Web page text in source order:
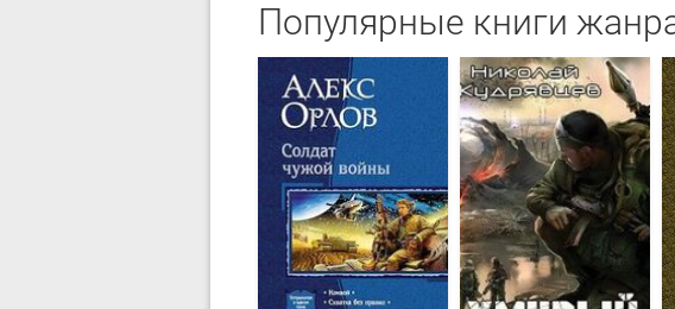
Популярные книги